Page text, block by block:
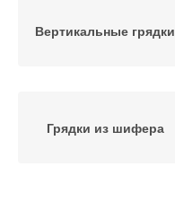
Вертикальные грядки
Грядки из шифера